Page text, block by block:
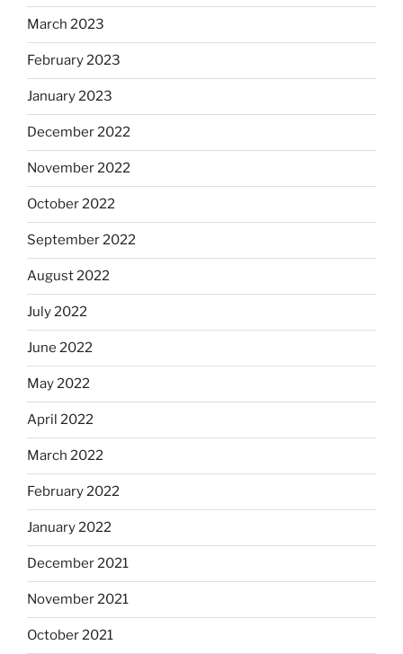
March 2023
February 2023
January 2023
December 2022
November 2022
October 2022
September 2022
August 2022
July 2022
June 2022
May 2022
April 2022
March 2022
February 2022
January 2022
December 2021
November 2021
October 2021